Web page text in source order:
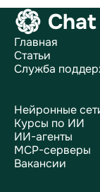
Главная
Статьи
Служба
Нейронные
Курсы по ИИ
ИИ-агенты
MCP-серверы
Вакансии